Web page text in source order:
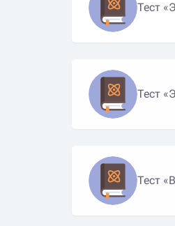
Тест
Тест
Тест